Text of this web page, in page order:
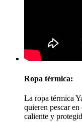
Ropa térmica:
La ropa térmica
quieren pescar
caliente y